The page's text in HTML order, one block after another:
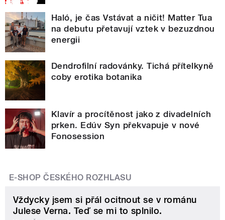
Haló, je čas Vstávat a ničit! Matter Tua
na debutu přetavují vztek v bezuzdnou
energii
Dendrofilní radovánky. Tichá přítelkyně
coby erotika botanika
Klavír a procítěnost jako z divadelních
prken. Edúv Syn překvapuje v nové
Fonosession
E-SHOP ČESKÉHO ROZHLASU
Vždycky jsem si přál ocitnout se v románu
Julese Verna. Teď se mi to splnilo.